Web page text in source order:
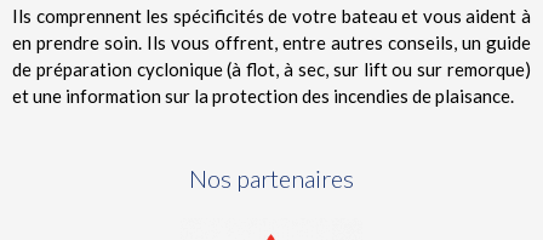
Ils comprennent les spécificités de votre bateau et vous aident à
en prendre soin. Ils vous offrent, entre autres conseils, un guide
de préparation cyclonique (à flot, à sec, sur lift ou sur remorque)
et une information sur la protection des incendies de plaisance.
Nos partenaires